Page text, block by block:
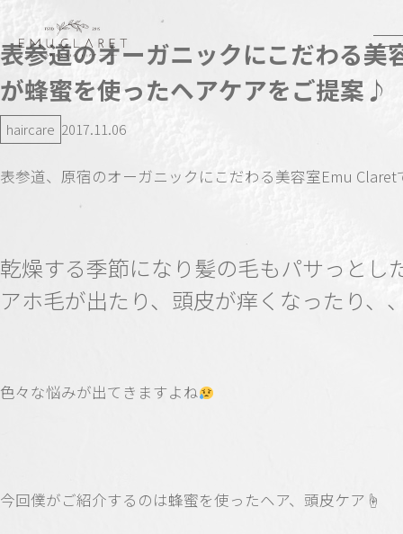
表参道のオーガニックにこだわる美
が蜂蜜を使ったヘアケアをご提案♪
haircare 2017.11.06
表参道、原宿のオーガニックにこだわる美容室Emu Claret
乾燥する季節になり髪の毛もパサっとし
アホ毛が出たり、頭皮が痒くなったり、
色々な悩みが出てきますよね
今回僕がご紹介するのは蜂蜜を使ったヘア、頭皮ケア☝️